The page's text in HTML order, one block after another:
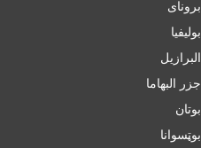
برونای
بوليفيا
البرازيل
جزر البهاما
بوتان
بوټسوانا